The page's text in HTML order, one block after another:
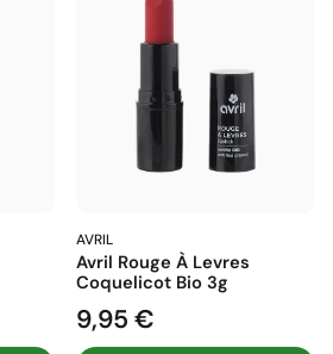
AVRIL
Avril Rouge À Levres
Coquelicot Bio 3g
Prix
9,95 €